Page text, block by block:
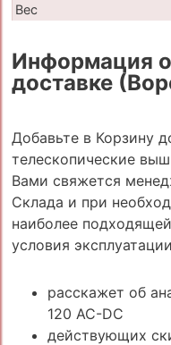
Вес
Информация
доставке
Добавьте в Корзину
телескопические
Вами свяжется
Склада и при
наиболее
условия
расскажет об
120 AC-DC
действующих